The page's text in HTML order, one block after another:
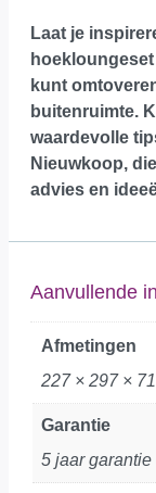
Laat je
kunt
buitenruimte.
waardevolle
Nieuwkoop,
advies en
Aanvullende
Afmetingen
227 × 297 ×
Garantie
5 jaar